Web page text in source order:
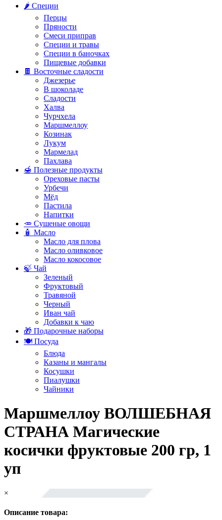
🌶️ Специи
Перцы
Пряности
Смеси приправ
Специи и травы
Специи в баночках
Пищевые добавки
🍫 Восточные сладости
Джезерье
В шоколаде
Сладости
Халва
Чурчхела
Маршмеллоу
Козинак
Лукум
Мармелад
Пахлава
🍯 Полезные продукты
Ореховые пасты
Урбечи
Мёд
Пастила
Напитки
🥕 Сушеные овощи
🧴 Масло
Масло для плова
Масло оливковое
Масло кокосовое
🍃 Чай
Зеленый
Фруктовый
Травяной
Черный
Иван чай
Добавки к чаю
🎁 Подарочные наборы
🍽️ Посуда
Блюда
Казаны и мангалы
Косушки
Пиалушки
Чайники
Маршмеллоу ВОЛШЕБНАЯ
СТРАНА Магические
косички фруктовые 200 гр, 1
уп
×
Описание товара: